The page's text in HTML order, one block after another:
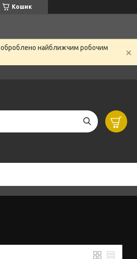
Кошик
оброблено найближчим робочим